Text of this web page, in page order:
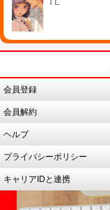
会員登録
会員解約
ヘルプ
プライバシーポリシー
キャリアIDと連携